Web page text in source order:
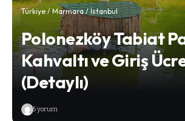
Türkiye / Marmara/İstanbul
Polonezköy Tabiat
Kahvaltı ve Giriş
(Detaylı)
5 yorum